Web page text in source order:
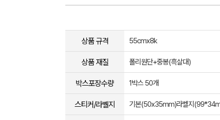
상품 규격 55cmx8k
상품 재질 폴리원단+중봉(흑살대)
박스포장수량 1박스 50개
스티커/라벨지 기본(50x35mm)라벨지